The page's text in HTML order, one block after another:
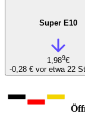
Super E10
1,989€
-0,28 € vor etwa 22